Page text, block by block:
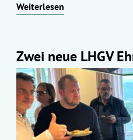
Weiterlesen
Zwei neue LHGV